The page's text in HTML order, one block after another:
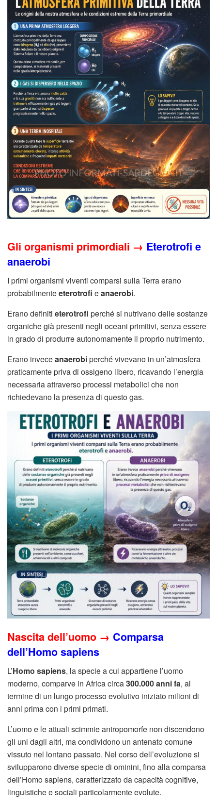
Gli organismi primordiali → Eterotrofi e
anaerobi
I primi organismi viventi comparsi sulla Terra erano
probabilmenteeterotrofi eanaerobi.
Erano definiti eterotrofi perché si nutrivano delle sostanze
organiche già presenti negli oceani primitivi, senza essere
in grado di produrre autonomamente il proprio nutrimento.
Erano inveceanaerobiperché vivevano in un’atmosfera
praticamente priva di ossigeno libero, ricavando l’energia
necessaria attraverso processi metabolici che non
richiedevano la presenza di questo gas.
Nascita dell’uomo → Comparsa
dell’Homo sapiens
L’Homo sapiens, la specie a cui appartiene l’uomo
moderno, comparve in Africa circa300.000 anni fa, al
termine di un lungo processo evolutivo iniziato milioni di
anni prima con i primi primati.
L’uomo e le attuali scimmie antropomorfe non discendono
gli uni dagli altri, ma condividono un antenato comune
vissuto nel lontano passato. Nel corso dell’evoluzione si
svilupparono diverse specie di ominini, fino alla comparsa
dell’Homo sapiens, caratterizzato da capacità cognitive,
linguistiche e sociali particolarmente evolute.